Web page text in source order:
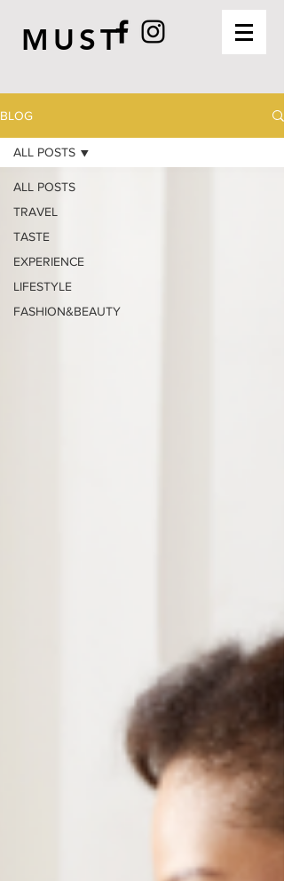
MUST
BLOG
ALL POSTS
TRAVEL
TASTE
EXPERIENCE
LIFESTYLE
FASHION&BEAUTY
ALL POSTS